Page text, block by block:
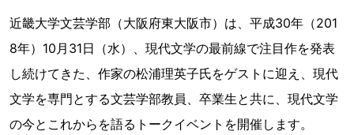
近畿大学文芸学部（大阪府東大阪市）は、平成30年（201
8年）10月31日（水）、現代文学の最前線で注目作を発表
し続けてきた、作家の松浦理英子氏をゲストに迎え、現代
文学を専門とする文芸学部教員、卒業生と共に、現代文学
の今とこれからを語るトークイベントを開催します。